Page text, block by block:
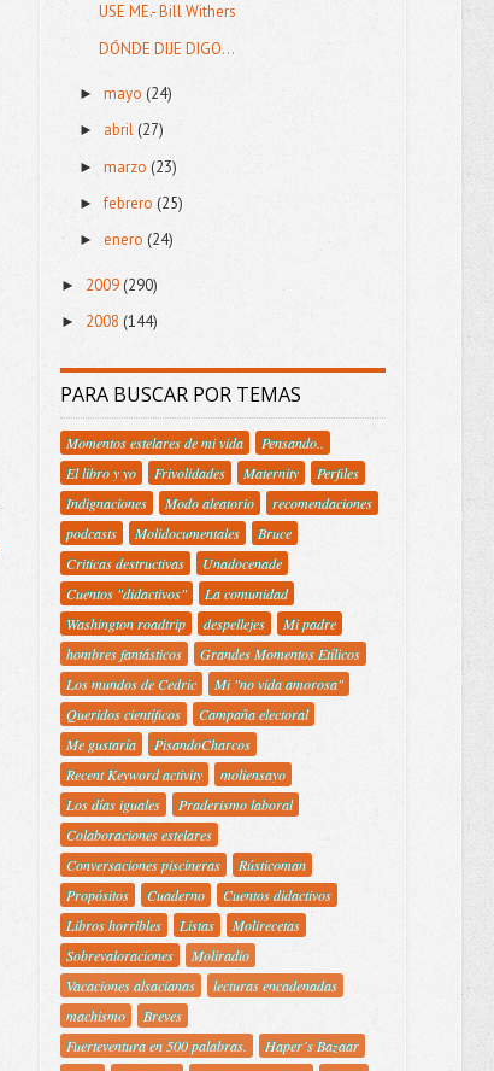
USE ME.- Bill Withers
DÓNDE DIJE DIGO...
►mayo (24)
► abril(27)
►marzo (23)
►febrero (25)
►enero(24)
► 2009 (290)
► 2008 (144)
PARA BUSCAR POR TEMAS
Momentos estelares de mi vida
Pensando..
El libro y yo
Frivolidades Maternity
Perfiles
Indignaciones
Modo aleatorio
recomendaciones
podcasts
Molidocumentales
Bruce
Criticas destructivas
Unadocenade
Cuentos "didactivos"
La comunidad
Washington roadtrip
despellejes
Mi padre
hombres fantásticos
Grandes Momentos Etílicos
Los mundos de Cedric
Mi "no vida amorosa"
Queridos científicos
Campaña electoral
Me gustaría
PisandoCharcos
Recent Keyword activity
moliensayo
Los días iguales
Praderismo laboral
Colaboraciones estelares
Conversaciones piscineras
Rústicoman
Propósitos
Cuaderno
Cuentos didactivos
Libros horribles
Listas
Molirecetas
Sobrevaloraciones
Moliradio
Vacaciones alsacianas
lecturas encadenadas
machismo
Breves
Fuerteventura en 500 palabras.
Haper´s Bazaar